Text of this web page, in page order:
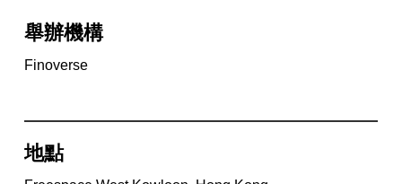
舉辦機構
Finoverse
地點